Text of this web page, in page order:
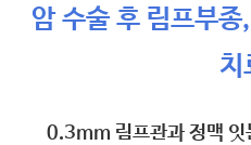
암 수술 후 림프부
치
0.3mm 림프관과 정맥 잇